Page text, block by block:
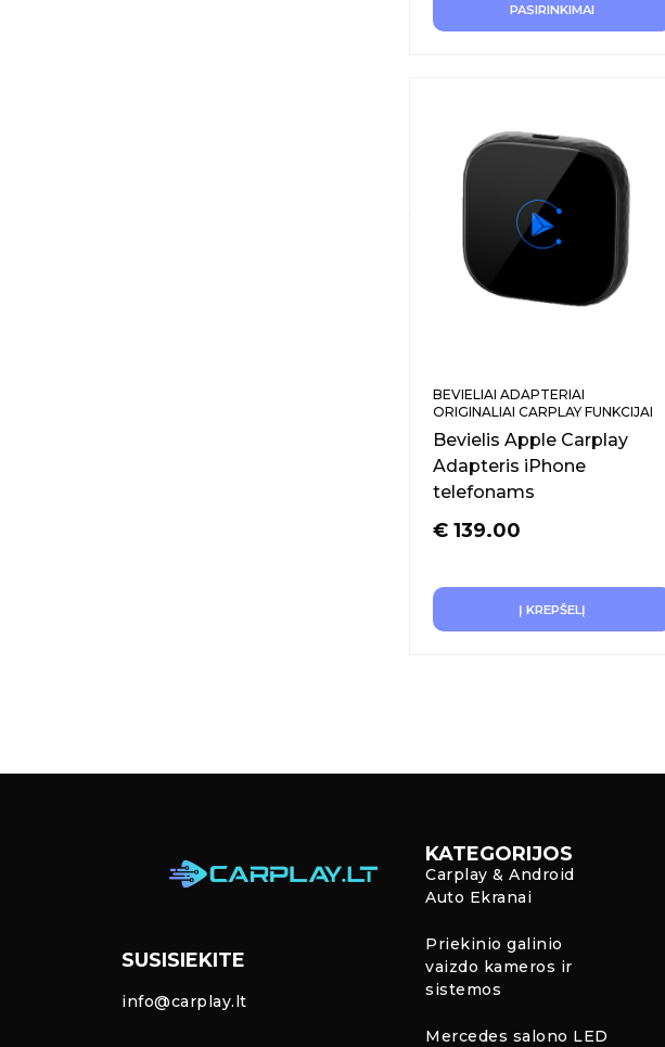
PASIRINKIMAI
BEVIELIAI ADAPTERIAI
ORIGINALIAI CARPLAY FUNKCIJAI
Bevielis Apple Carplay
Adapteris iPhone
telefonams
€ 139.00
Į KREPŠELĮ
SUSISIEKITE
info@carplay.lt
KATEGORIJOS
Carplay & Android
Auto Ekranai
Priekinio galinio
vaizdo kameros ir
sistemos
Mercedes salono LED